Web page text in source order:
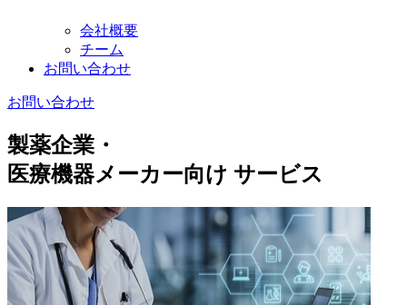
会社概要
チーム
お問い合わせ
お問い合わせ
製薬企業・
医療機器メーカー向け サービス